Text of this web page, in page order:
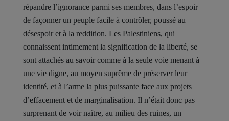
répandre l’ignorance parmi ses membres, dans l’espoir
de façonner un peuple facile à contrôler, poussé au
désespoir et à la reddition. Les Palestiniens, qui
connaissent intimement la signification de la liberté, se
sont attachés au savoir comme à la seule voie menant à
une vie digne, au moyen suprême de préserver leur
identité, et à l’arme la plus puissante face aux projets
d’effacement et de marginalisation. Il n’était donc pas
surprenant de voir naître, au milieu des ruines, un